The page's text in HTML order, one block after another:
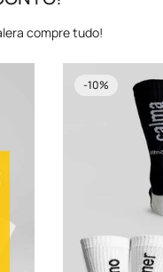
compre tudo!
-10%